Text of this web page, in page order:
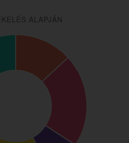
ALAPJÁN